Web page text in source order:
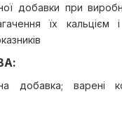
добавки при
їх кальцієм
добавка; варені